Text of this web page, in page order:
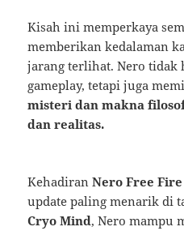
Kisah ini memperkaya
memberikan kedalaman
jarang terlihat. Nero tidak
gameplay, tetapi juga
misteri dan makna
dan realitas.
KehadiranNero Free Fire
update paling menarik di
Cryo Mind, Nero mampu